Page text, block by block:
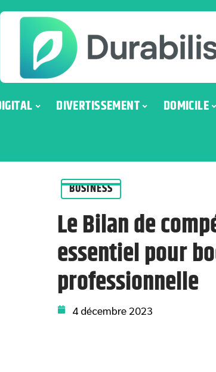
DIVERTISSEMENT DOMICILE
BUSINESS
Le Bilan de
essentiel pour
professionnelle
4 décembre 2023